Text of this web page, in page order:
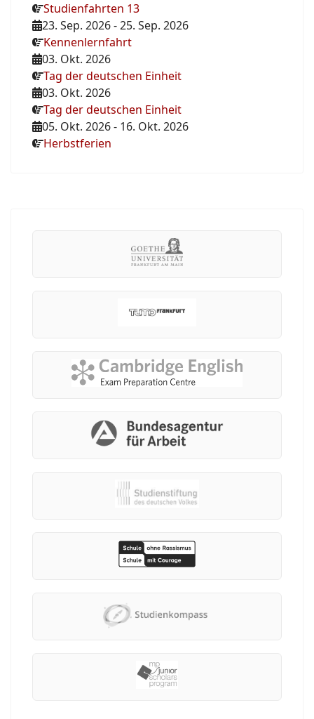
Studienfahrten 13
23. Sep. 2026-25. Sep. 2026
Kennenlernfahrt
03. Okt. 2026
Tag der deutschen Einheit
03. Okt. 2026
Tag der deutschen Einheit
05. Okt. 2026- 16. Okt. 2026
Herbstferien